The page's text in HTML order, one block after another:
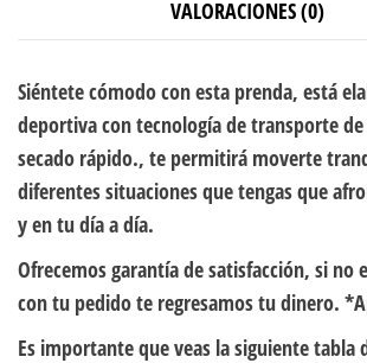
VALORACIONES (0)
Siéntete cómodo con esta prenda, está
deportiva con tecnología de transporte
secado rápido., te permitirá moverte
diferentes situaciones que tengas que
y en tu día a día.
Ofrecemos garantía de satisfacción, si no
con tu pedido te regresamos tu dinero.
Es importante que veas la siguiente tabla